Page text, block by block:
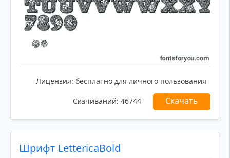
Лицензия: бесплатно для личного пользования
Скачиваний: 46744 Скачать
Шрифт LettericaBold